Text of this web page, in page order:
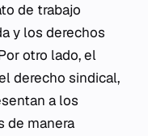
de trabajo
y los derechos
otro lado, el
derecho sindical,
a los
de manera